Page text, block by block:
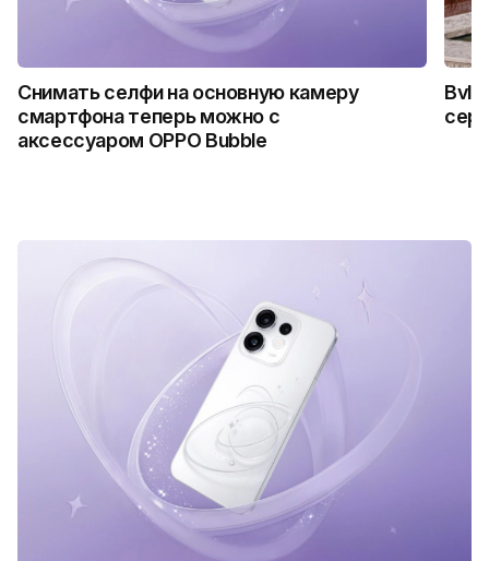
Снимать селфи на основную камеру
смартфона теперь можно с
аксессуаром OPPO Bubble